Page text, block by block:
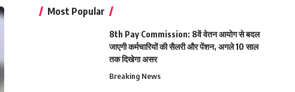
Most Popular
8th Pay Commission: 8वें वेतन आयोग से बदल
जाएगी कर्मचारियों की सैलरी और पेंशन, अगले 10 साल
तक दिखेगा असर
Breaking News